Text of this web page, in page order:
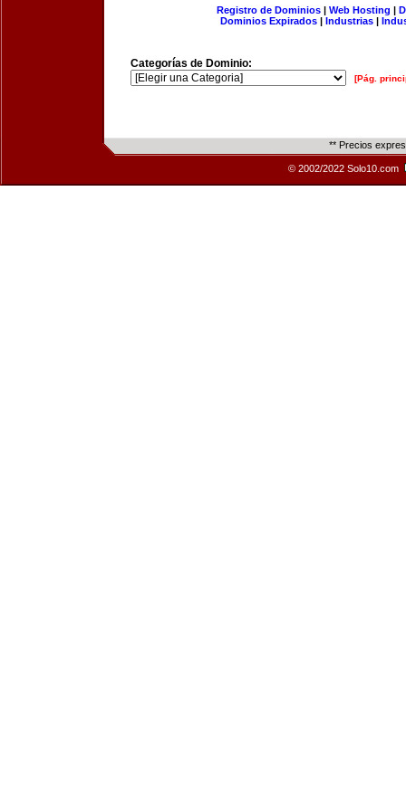
Registro de Dominios| Web Hosting |
Dominios Expirados | Industrias |
Categorías de Dominio:
[Pág.
** Precios
© 2002/2022 Solo10.com